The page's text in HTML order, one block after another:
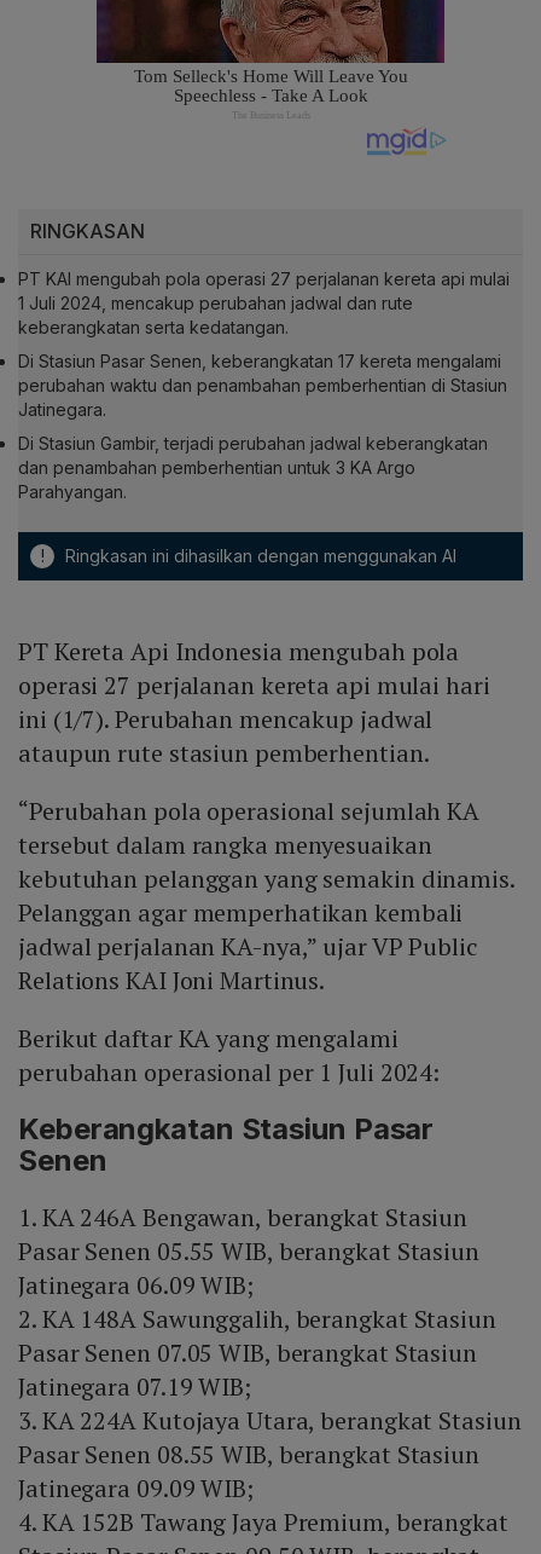
RINGKASAN
PT KAI mengubah pola operasi 27 perjalanan kereta api mulai
1 Juli 2024, mencakup perubahan jadwal dan rute
keberangkatan serta kedatangan.
Di Stasiun Pasar Senen, keberangkatan 17 kereta mengalami
perubahan waktu dan penambahan pemberhentian di Stasiun
Jatinegara.
Di Stasiun Gambir, terjadi perubahan jadwal keberangkatan
dan penambahan pemberhentian untuk 3 KA Argo
Parahyangan.
! Ringkasan ini dihasilkan dengan menggunakan AI
PT Kereta Api Indonesia mengubah pola
operasi 27 perjalanan kereta api mulai hari
ini (1/7). Perubahan mencakup jadwal
ataupun rute stasiun pemberhentian.
“Perubahan pola operasional sejumlah KA
tersebut dalam rangka menyesuaikan
kebutuhan pelanggan yang semakin dinamis.
Pelanggan agar memperhatikan kembali
jadwal perjalanan KA-nya,” ujar VP Public
Relations KAI Joni Martinus.
Berikut daftar KA yang mengalami
perubahan operasional per 1 Juli 2024:
Keberangkatan Stasiun Pasar
Senen
1. KA 246A Bengawan, berangkat Stasiun
Pasar Senen 05.55 WIB, berangkat Stasiun
Jatinegara 06.09 WIB;
2. KA 148A Sawunggalih, berangkat Stasiun
Pasar Senen 07.05 WIB, berangkat Stasiun
Jatinegara 07.19 WIB;
3. KA 224A Kutojaya Utara, berangkat Stasiun
Pasar Senen 08.55 WIB, berangkat Stasiun
Jatinegara 09.09 WIB;
4. KA 152B Tawang Jaya Premium, berangkat